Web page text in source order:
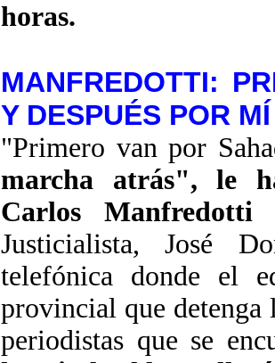
horas.
MANFREDOTTI:
Y DESPUÉS POR MÍ
"Primero van por
marcha atrás", le
Carlos Manfredotti
Justicialista, José
telefónica donde el
provincial que
periodistas que se